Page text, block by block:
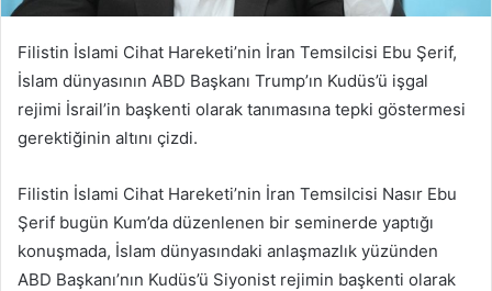
Filistin İslami Cihat Hareketi’nin İran Temsilcisi Ebu Şerif,
İslam dünyasının ABD Başkanı Trump’ın Kudüs’ü işgal
rejimi İsrail’in başkenti olarak tanımasına tepki göstermesi
gerektiğinin altını çizdi.
Filistin İslami Cihat Hareketi’nin İran Temsilcisi Nasır Ebu
Şerif bugün Kum’da düzenlenen bir seminerde yaptığı
konuşmada, İslam dünyasındaki anlaşmazlık yüzünden
ABD Başkanı’nın Kudüs’ü Siyonist rejimin başkenti olarak